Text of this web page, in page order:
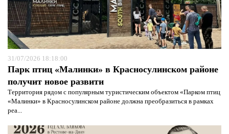
31/07/2026 18:18:00
Парк птиц «Малинки» в Красносулинском районе
получит новое развити
Территория рядом с популярным туристическим объектом «Парком птиц
«Малинки» в Красносулинском районе должна преобразиться в рамках
реа...